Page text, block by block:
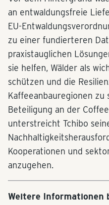
an entwaldungsfreie
EU-
zu einer fundierteren
praxistauglichen
sie helfen, Wälder als
schützen und die
Kaffeeanbauregionen zu
Beteiligung an der
unterstreicht Tchibo
Kooperationen und
anzugehen.
Weitere Informationen